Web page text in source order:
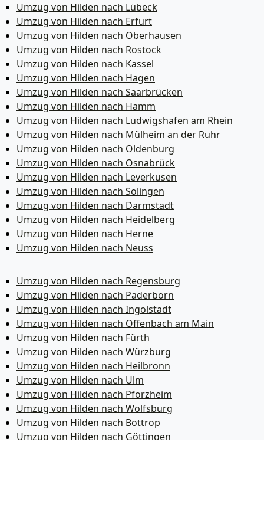
Umzug von Hilden nach Lübeck
Umzug von Hilden nach Erfurt
Umzug von Hilden nach Oberhausen
Umzug von Hilden nach Rostock
Umzug von Hilden nach Kassel
Umzug von Hilden nach Hagen
Umzug von Hilden nach Saarbrücken
Umzug von Hilden nach Hamm
Umzug von Hilden nach Ludwigshafen am Rhein
Umzug von Hilden nach Mülheim an der Ruhr
Umzug von Hilden nach Oldenburg
Umzug von Hilden nach Osnabrück
Umzug von Hilden nach Leverkusen
Umzug von Hilden nach Solingen
Umzug von Hilden nach Darmstadt
Umzug von Hilden nach Heidelberg
Umzug von Hilden nach Herne
Umzug von Hilden nach Neuss
Umzug von Hilden nach Regensburg
Umzug von Hilden nach Paderborn
Umzug von Hilden nach Ingolstadt
Umzug von Hilden nach Offenbach am Main
Umzug von Hilden nach Fürth
Umzug von Hilden nach Würzburg
Umzug von Hilden nach Heilbronn
Umzug von Hilden nach Ulm
Umzug von Hilden nach Pforzheim
Umzug von Hilden nach Wolfsburg
Umzug von Hilden nach Bottrop
Umzug von Hilden nach Göttingen